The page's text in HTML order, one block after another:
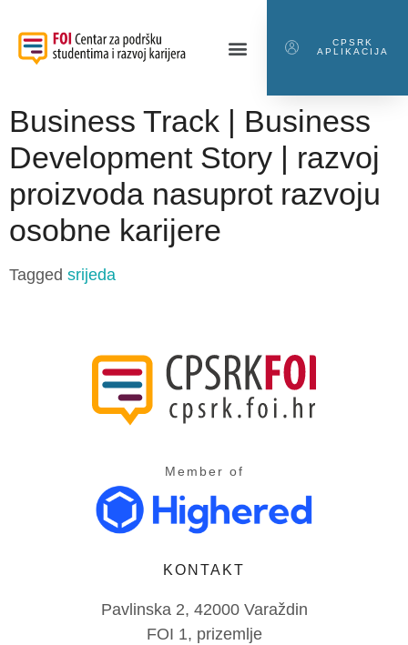
CPSRK
APLIKACIJA
Business Track | Business
Development Story | razvoj
proizvoda nasuprot razvoju
osobne karijere
Tagged srijeda
Member of
KONTAKT
Pavlinska 2, 42000 Varaždin
FOI 1, prizemlje